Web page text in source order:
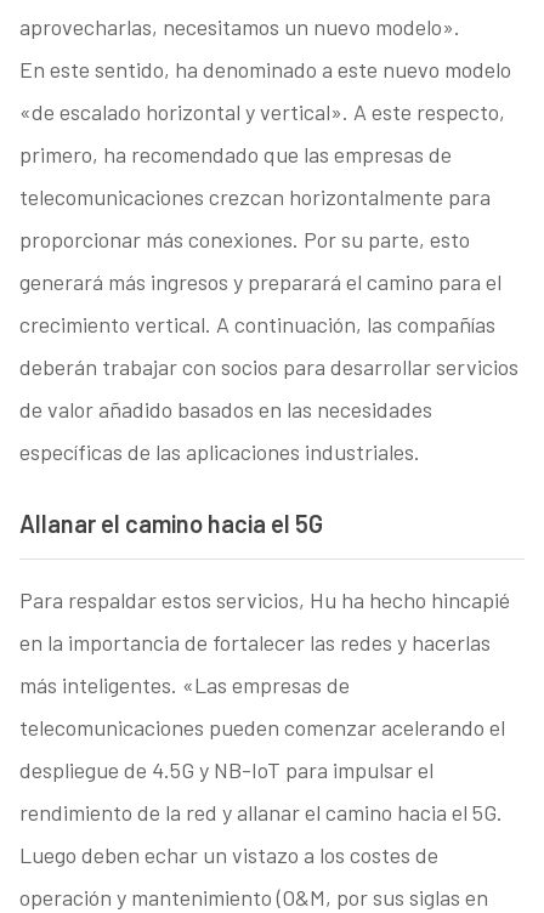
aprovecharlas, necesitamos un nuevo modelo».
En este sentido, ha denominado a este nuevo modelo
«de escalado horizontal y vertical». A este respecto,
primero, ha recomendado que las empresas de
telecomunicaciones crezcan horizontalmente para
proporcionar más conexiones. Por su parte, esto
generará más ingresos y preparará el camino para el
crecimiento vertical. A continuación, las compañías
deberán trabajar con socios para desarrollar servicios
de valor añadido basados en las necesidades
específicas de las aplicaciones industriales.
Allanar el camino hacia el 5G
Para respaldar estos servicios, Hu ha hecho hincapié
en la importancia de fortalecer las redes y hacerlas
más inteligentes. «Las empresas de
telecomunicaciones pueden comenzar acelerando el
despliegue de 4.5G y NB-IoT para impulsar el
rendimiento de la red y allanar el camino hacia el 5G.
Luego deben echar un vistazo a los costes de
operación y mantenimiento (O&M, por sus siglas en